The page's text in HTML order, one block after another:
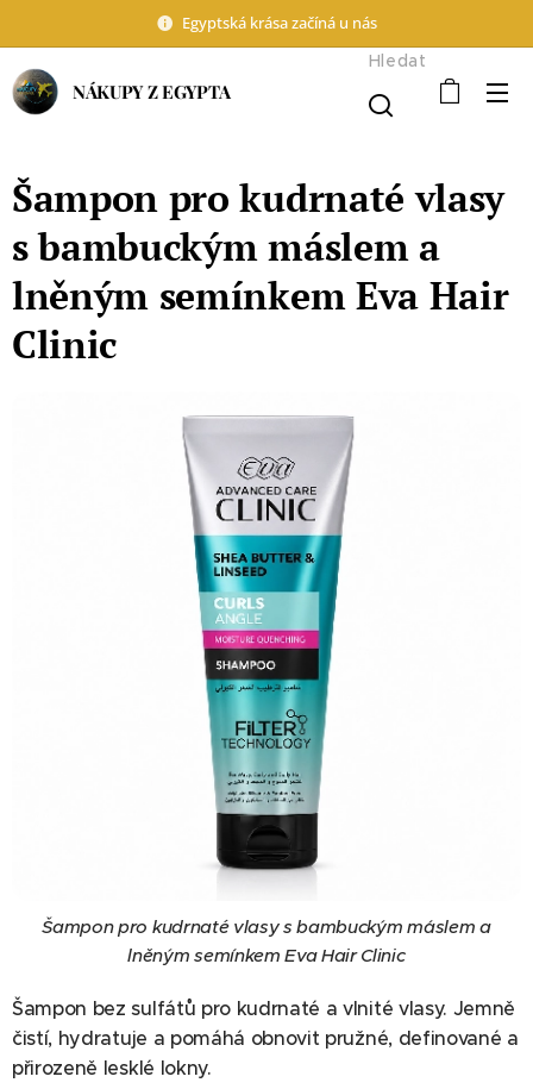
Egyptská krása začíná u nás
NÁKUPY Z EGYPTA
Hledat
Šampon pro kudrnaté vlasy
s bambuckým máslem a
lněným semínkem Eva Hair
Clinic
Šampon pro kudrnaté vlasy s bambuckým máslem a
lněným semínkem Eva Hair Clinic
Šampon bez sulfátů pro kudrnaté a vlnité vlasy. Jemně
čistí, hydratuje a pomáhá obnovit pružné, definované a
přirozeně lesklé lokny.